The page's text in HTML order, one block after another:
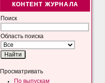
КОНТЕНТ ЖУРНАЛА
Поиск
Область поиска
Просматривать
По выпускам